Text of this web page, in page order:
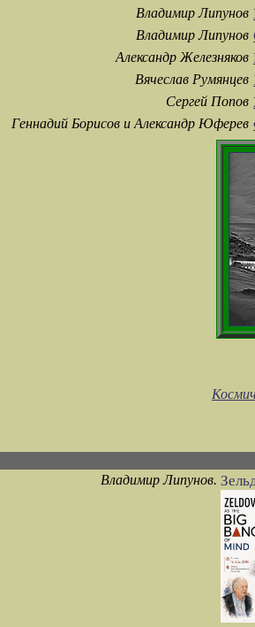
Владимир Липунов
Владимир Липунов
Александр Железняков
Вячеслав Румянцев
Сергей Попов
Геннадий Борисов и Александр Юферев
Владимир Липунов.